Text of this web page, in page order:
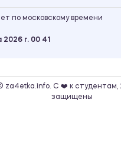
по московскому времени
2026 г. 00 41
za4etka.info. С ❤️ к студентам,
защищены